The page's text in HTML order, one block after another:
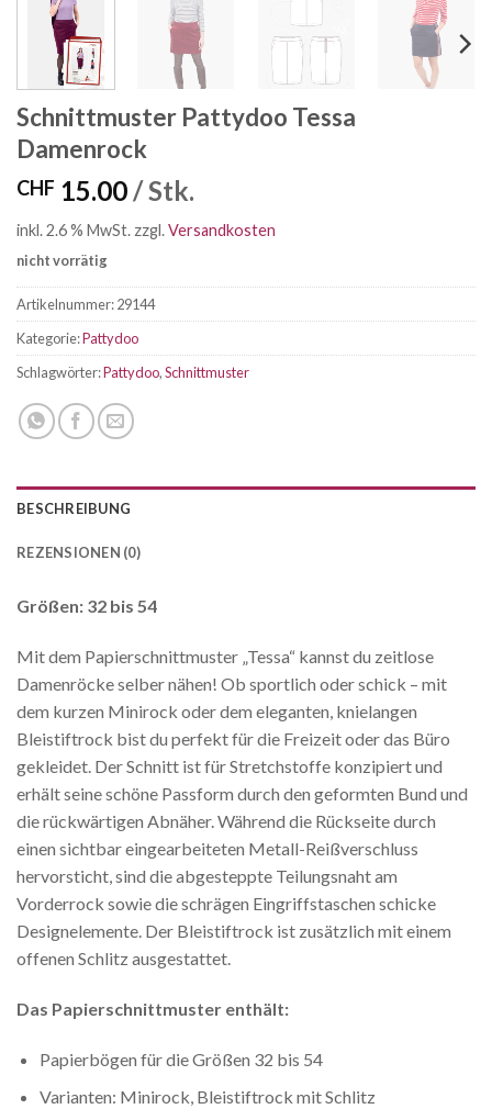
Schnittmuster Pattydoo Tessa
Damenrock
CHF 15.00/ Stk.
inkl. 2.6 % MwSt. zzgl.Versandkosten
nicht vorrätig
Artikelnummer:29144
Kategorie:Pattydoo
Schlagwörter:Pattydoo,Schnittmuster
BESCHREIBUNG
REZENSIONEN (0)
Größen: 32 bis 54
Mit dem Papierschnittmuster „Tessa“ kannst du zeitlose
Damenröcke selber nähen! Ob sportlich oder schick – mit
dem kurzen Minirock oder dem eleganten, knielangen
Bleistiftrock bist du perfekt für die Freizeit oder das Büro
gekleidet. Der Schnitt ist für Stretchstoffe konzipiert und
erhält seine schöne Passform durch den geformten Bund und
die rückwärtigen Abnäher. Während die Rückseite durch
einen sichtbar eingearbeiteten Metall-Reißverschluss
hervorsticht, sind die abgesteppte Teilungsnaht am
Vorderrock sowie die schrägen Eingriffstaschen schicke
Designelemente. Der Bleistiftrock ist zusätzlich mit einem
offenen Schlitz ausgestattet.
Das Papierschnittmuster enthält:
Papierbögen für die Größen 32 bis 54
Varianten: Minirock, Bleistiftrock mit Schlitz